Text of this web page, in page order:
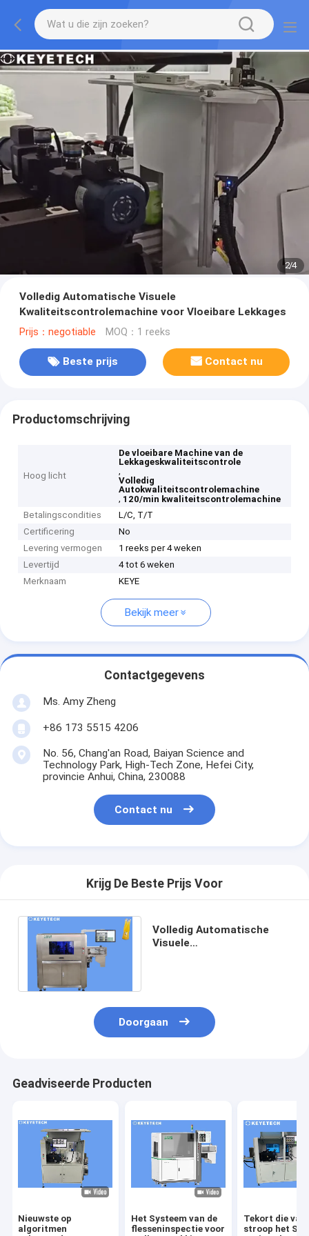
2/4
Volledig Automatische Visuele
Kwaliteitscontrolemachine voor Vloeibare Lekkages
Prijs：negotiable MOQ：1 reeks
Beste prijs Contact nu
Productomschrijving
Hoog licht
De vloeibare Machine van de
Lekkageskwaliteitscontrole
,
Volledig
Autokwaliteitscontrolemachine
, 120/min kwaliteitscontrolemachine
Betalingscondities
L/C, T/T
Certificering
No
Levering vermogen
1 reeks per 4 weken
Levertijd
4 tot 6 weken
Merknaam
KEYE
Bekijk meer
Contactgegevens
Ms. Amy Zheng
+86 173 5515 4206
No. 56, Chang'an Road, Baiyan Science and
Technology Park, High-Tech Zone, Hefei City,
provincie Anhui, China, 230088
Contact nu
Krijg De Beste Prijs Voor
Volledig Automatische
Visuele
Doorgaan
Geadviseerde Producten
Nieuwste op
algoritmen
Het Systeem van de
flesseninspectie voor
Tekort die van
stroop het